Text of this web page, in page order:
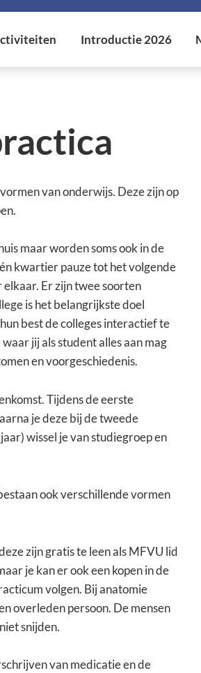
van onderwijs. Deze zijn op
maar worden soms ook in de
kwartier pauze tot het volgende
Er zijn twee soorten
is het belangrijkste doel
best de colleges interactief te
jij als student alles aan mag
en voorgeschiedenis.
Tijdens de eerste
je deze bij de tweede
wissel je van studiegroep en
ook verschillende vormen
zijn gratis te leen als MFVU lid
je kan er ook een kopen in de
volgen. Bij anatomie
overleden persoon. De mensen
snijden.
van medicatie en de